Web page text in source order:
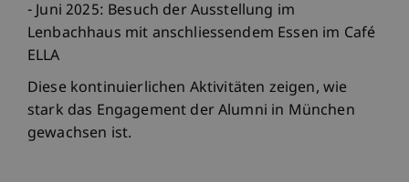
- Juni 2025: Besuch der Ausstellung im
Lenbachhaus mit anschliessendem Essen im Café
ELLA
Diese kontinuierlichen Aktivitäten zeigen, wie
stark das Engagement der Alumni in München
gewachsen ist.